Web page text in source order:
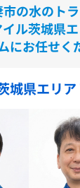
の水のト
ル茨城県
にお任せく
城県エリ